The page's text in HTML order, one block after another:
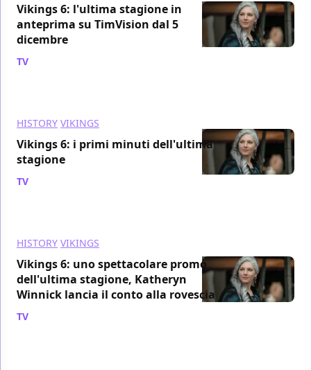
Vikings 6: l'ultima stagione in
anteprima su TimVision dal 5
dicembre
TV
HISTORY VIKINGS
Vikings 6: i primi minuti dell'ultima
stagione
TV
HISTORY VIKINGS
Vikings 6: uno spettacolare promo
dell'ultima stagione, Katheryn
Winnick lancia il conto alla rovescia
TV